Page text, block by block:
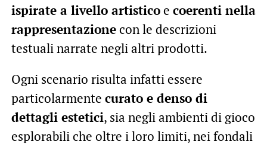
ispirate a livello artisticoe coerenti nella
rappresentazionecon le descrizioni
testuali narrate negli altri prodotti.
Ogni scenario risulta infatti essere
particolarmente curato e denso di
dettagli estetici, sia negli ambienti di gioco
esplorabili che oltre i loro limiti, nei fondali